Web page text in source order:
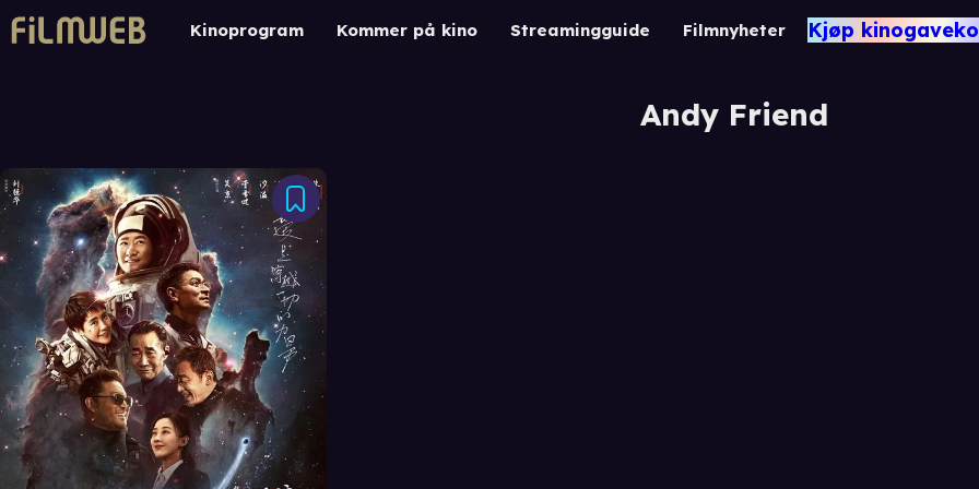
Kinoprogram Kommer på kino Streamingguide Filmnyheter Kjøp
Andy Friend